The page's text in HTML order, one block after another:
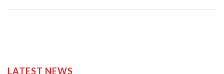
LATEST NEWS